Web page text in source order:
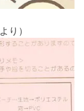
より）